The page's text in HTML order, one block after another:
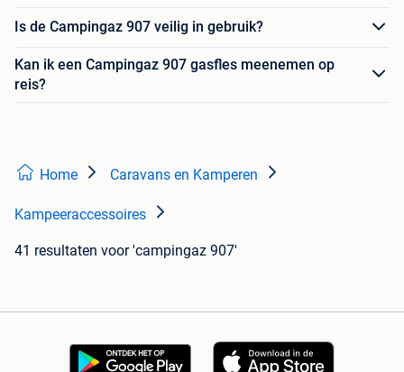
Is de Campingaz 907 veilig in gebruik?
Kan ik een Campingaz 907 gasfles meenemen op
reis?
Home Caravans en Kamperen
Kampeeraccessoires
41 resultaten voor 'campingaz 907'